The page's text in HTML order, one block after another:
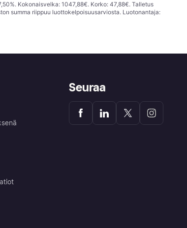
Kokonaisvelka: 1047,88€. Korko: 47,88€. Talletus
summa riippuu luottokelpoisuusarviosta. Luotonantaja:
Seuraa